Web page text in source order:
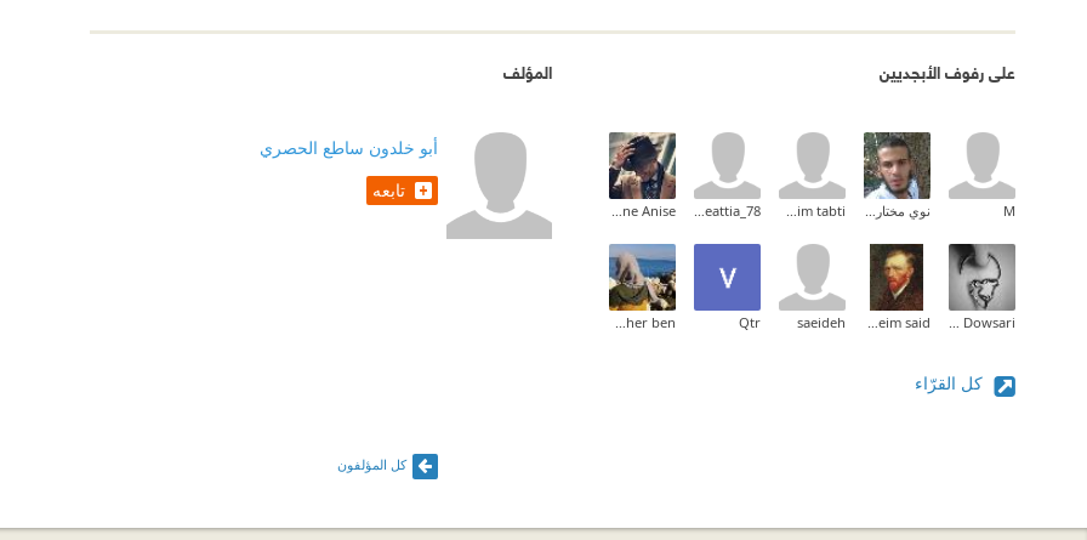
على رفوف الأبجديين
M نوي مختار عمر brahim tabti
nadineattia_78
Youne Anise
Shi Dowsari
moneim said
saeideh
Qtr
souha taher ben
كل القرّاء
المؤلف
أبو خلدون ساطع الحصري
تابعه
كل المؤلفون